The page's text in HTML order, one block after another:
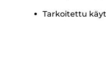
Tarkoitettu